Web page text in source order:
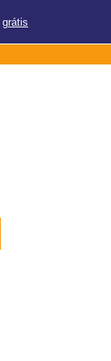
grátis